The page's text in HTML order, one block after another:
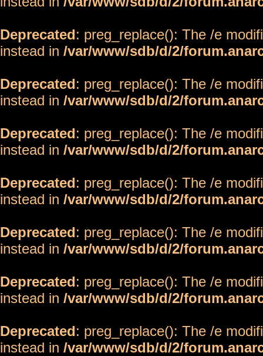
Deprecated: preg_replace(): The /e
instead in /var/www/sdb/d/2/
Deprecated: preg_replace(): The /e
instead in /var/www/sdb/d/2/
Deprecated: preg_replace(): The /e
instead in /var/www/sdb/d/2/
Deprecated: preg_replace(): The /e
instead in /var/www/sdb/d/2/
Deprecated: preg_replace(): The /e
instead in /var/www/sdb/d/2/
Deprecated: preg_replace(): The /e
instead in /var/www/sdb/d/2/
Deprecated: preg_replace(): The /e
instead in /var/www/sdb/d/2/